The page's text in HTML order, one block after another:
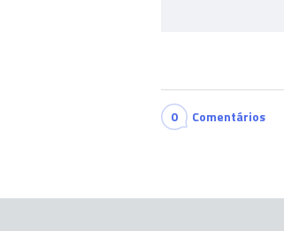
0 Comentários